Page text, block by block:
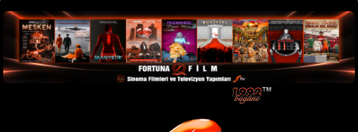
YAPIM
FİLM
MÜZİK